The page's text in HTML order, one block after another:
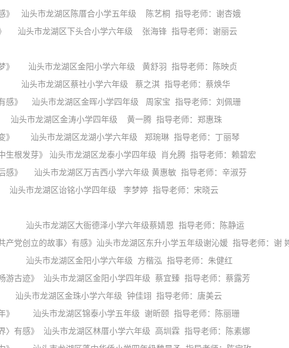
汕头市龙湖区陈厝合小学五年级 陈艺桐 指导老师：谢杏娥
汕头市龙湖区下头合小学六年级 张海锋 指导老师：谢丽云
汕头市龙湖区金阳小学六年级 黄舒羽 指导老师：陈映贞
头市龙湖区蔡社小学六年级 蔡之淇 指导老师：蔡焕华
》 汕头市龙湖区金晖小学四年级 周家宝 指导老师：刘佩珊
龙湖区金涛小学四年级 黄一腾 指导老师：郑惠珠
汕头市龙湖区龙湖小学六年级 郑琬琳 指导老师：丁丽琴
根发芽》 汕头市龙湖区龙泰小学四年级 肖允腾 指导老师：赖碧宏
》 汕头市龙湖区万吉西小学六年级 黄惠敏 指导老师：辛淑芬
龙湖区诒铭小学四年级 李梦婷 指导老师：宋晓云
头市龙湖区大衙德泽小学六年级蔡婧恩 指导老师：陈静运
党创立的故事〉有感》汕头市龙湖区东升小学五年级谢沁媛 指导老师：谢
头市龙湖区金阳小学六年级 方楷泓 指导老师：朱健红
古迹》 汕头市龙湖区金阳小学四年级 蔡宜臻 指导老师：蔡露芳
龙湖区金珠小学六年级 钟佳翊 指导老师：唐美云
汕头市龙湖区锦泰小学五年级 谢昕颐 指导老师：陈丽珊
有感》 汕头市龙湖区林厝小学六年级 高圳霖 指导老师：陈素娜